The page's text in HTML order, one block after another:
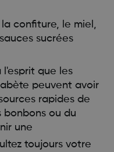
confiture, le miel,
sucrées
l'esprit que les
peuvent avoir
rapides de
bonbons ou du
une
toujours votre